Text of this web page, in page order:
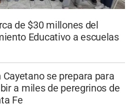
de $30 millones del
Educativo a escuelas
Cayetano se prepara para
a miles de peregrinos de
Fe